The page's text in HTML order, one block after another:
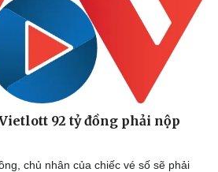
92 tỷ đồng phải nộp
chủ nhân của chiếc vé số sẽ phải